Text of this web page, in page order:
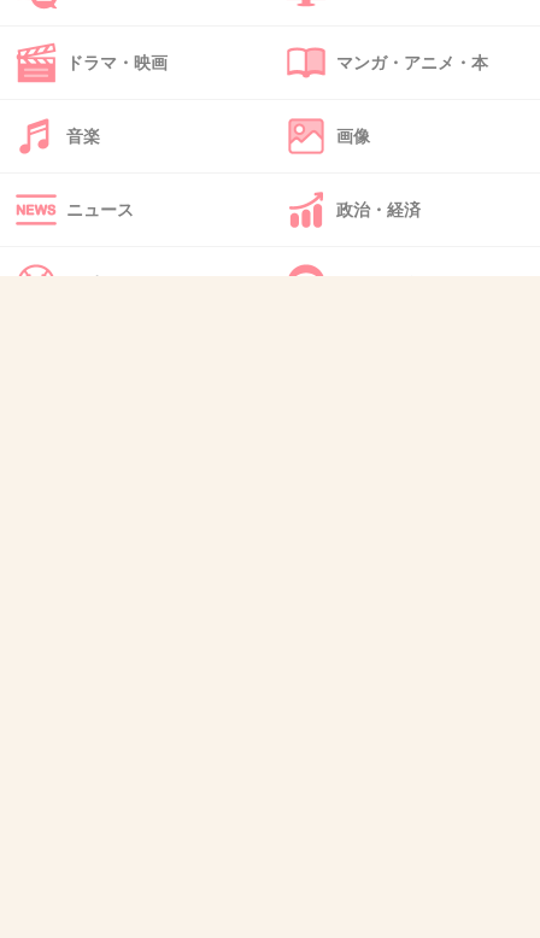
落ち込んで部屋に閉じこもりたくてもお散歩に
いかないといけないので
こもっていられないし、外に出れば気分転換に
もなる
どんな時も可愛い顔でこっちをみてくれる
し・・・
私はこれでかなり癒されました
ドラマ・映画 マンガ・アニメ・本
音楽 画像
ニュース 政治・経済